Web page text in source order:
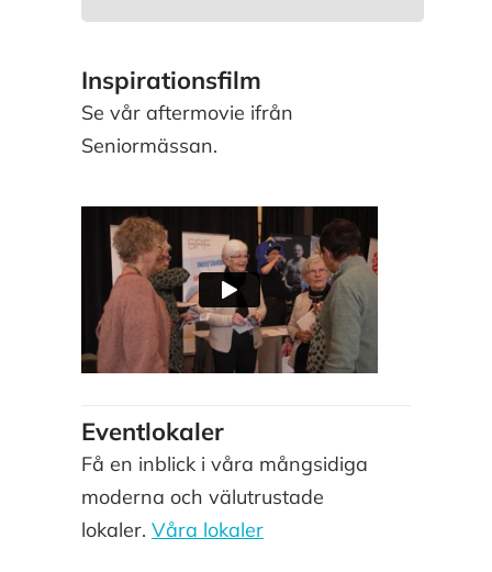
Inspirationsfilm
Se vår aftermovie ifrån
Seniormässan.
Eventlokaler
Få en inblick i våra mångsidiga
moderna och välutrustade
lokaler. Våra lokaler